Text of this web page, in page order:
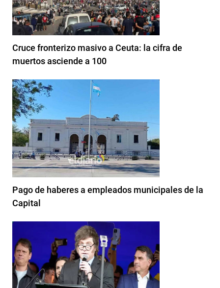
Cruce fronterizo masivo a Ceuta: la cifra de
muertos asciende a 100
Pago de haberes a empleados municipales de la
Capital